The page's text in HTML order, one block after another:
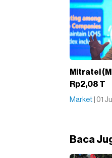
Mitratel
Rp2,08 T
Market | 01
Baca